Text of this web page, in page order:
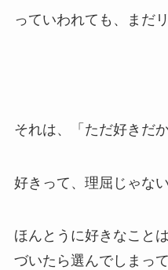
っていわれても、まだ
それは、「ただ好きだか
好きって、理屈じゃない
ほんとうに好きなこと
づいたら選んでしまっ